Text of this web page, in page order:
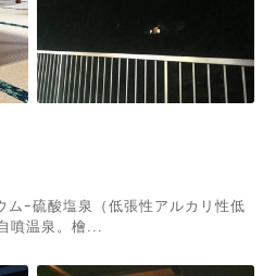
ムｰ硫酸塩泉（低張性アルカリ性低
噴温泉。檜...